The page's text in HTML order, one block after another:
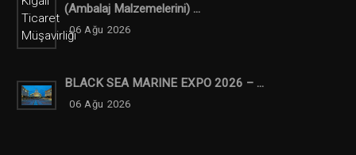
(ambalaj Malzemelerini) ...
06 Ağu 2026
BLACK SEA MARINE EXPO 2026 – ...
06 Ağu 2026